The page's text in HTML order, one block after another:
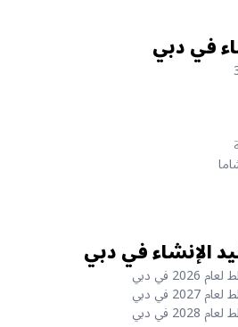
في دبي
الإنشاء في دبي
في دبي
في دبي
في دبي